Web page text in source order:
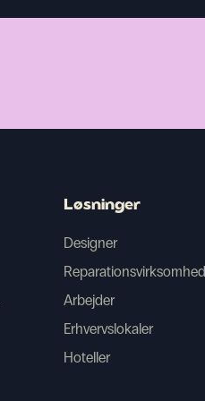
Løsninger
Designer
Reparationsvirksomhed
Arbejder
Erhvervslokaler
Hoteller